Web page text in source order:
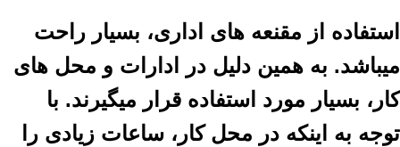
استفاده از مقنعه های اداری، بسیار راحت
میباشد. به همین دلیل در ادارات و محل های
کار، بسیار مورد استفاده قرار میگیرند. با
توجه به اینکه در محل کار، ساعات زیادی را